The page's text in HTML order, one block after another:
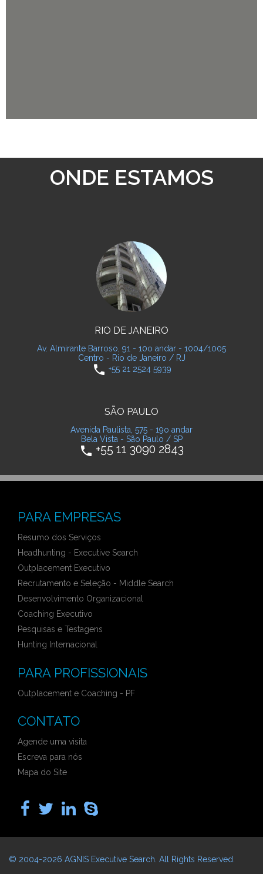
ONDE ESTAMOS
RIO DE JANEIRO
Av. Almirante Barroso, 91 - 10o andar - 1004/1005
Centro - Rio de Janeiro / RJ
phone +55 21 2524 5939
SÃO PAULO
Avenida Paulista, 575 - 19o andar
Bela Vista - São Paulo / SP
phone +55 11 3090 2843
PARA EMPRESAS
Resumo dos Serviços
Headhunting - Executive Search
Outplacement Executivo
Recrutamento e Seleção - Middle Search
Desenvolvimento Organizacional
Coaching Executivo
Pesquisas e Testagens
Hunting Internacional
PARA PROFISSIONAIS
Outplacement e Coaching - PF
CONTATO
Agende uma visita
Escreva para nós
Mapa do Site
© 2004-2026 AGNIS Executive Search . All Rights Reserved.